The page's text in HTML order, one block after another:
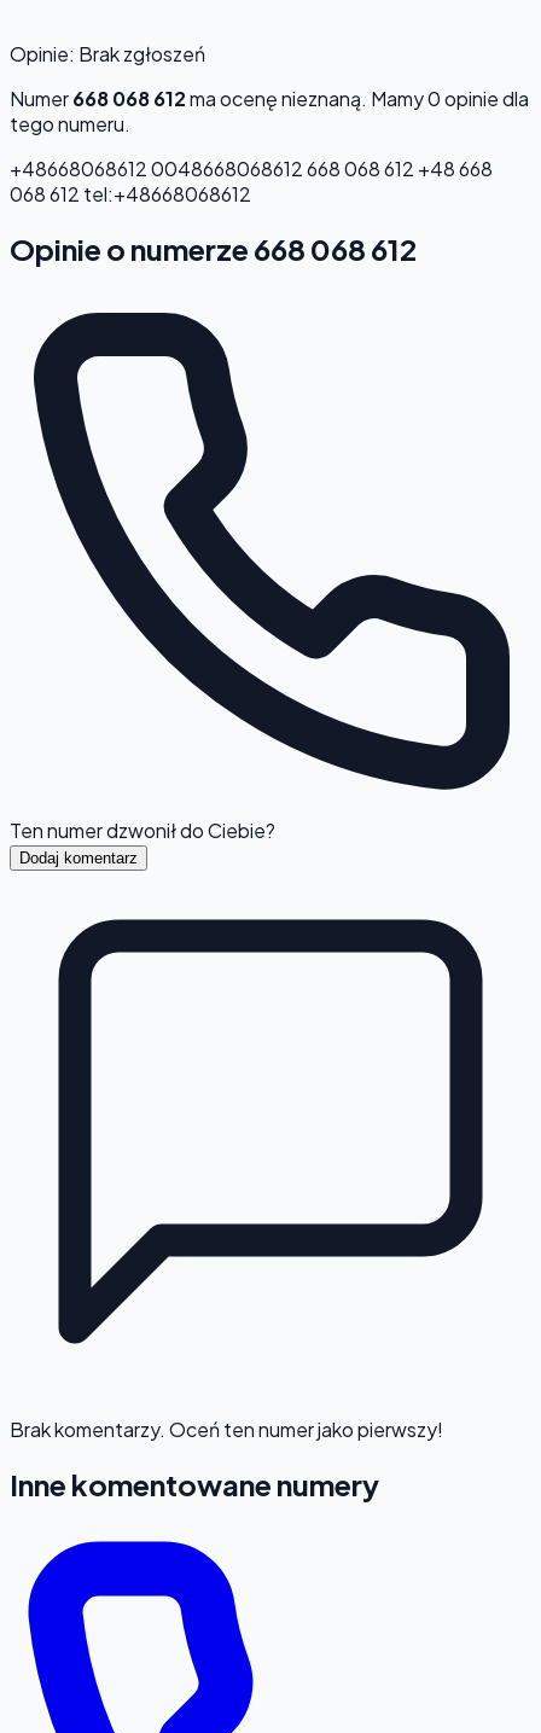
Opinie: Brak zgłoszeń
Numer668 068 612ma ocenęnieznaną. Mamy 0 opinie dla
tego numeru.
+486680686120048668068612668 068 612 +48 668
068 612 tel:+48668068612
Opinie o numerze 668 068 612
Ten numer dzwonił do Ciebie?
Dodaj komentarz
Brak komentarzy. Oceń ten numer jako pierwszy!
Inne komentowane numery